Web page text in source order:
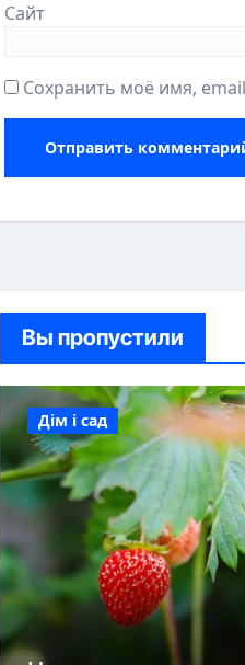
Сайт
Сохранить моё имя,
Вы пропустили
Дім і сад